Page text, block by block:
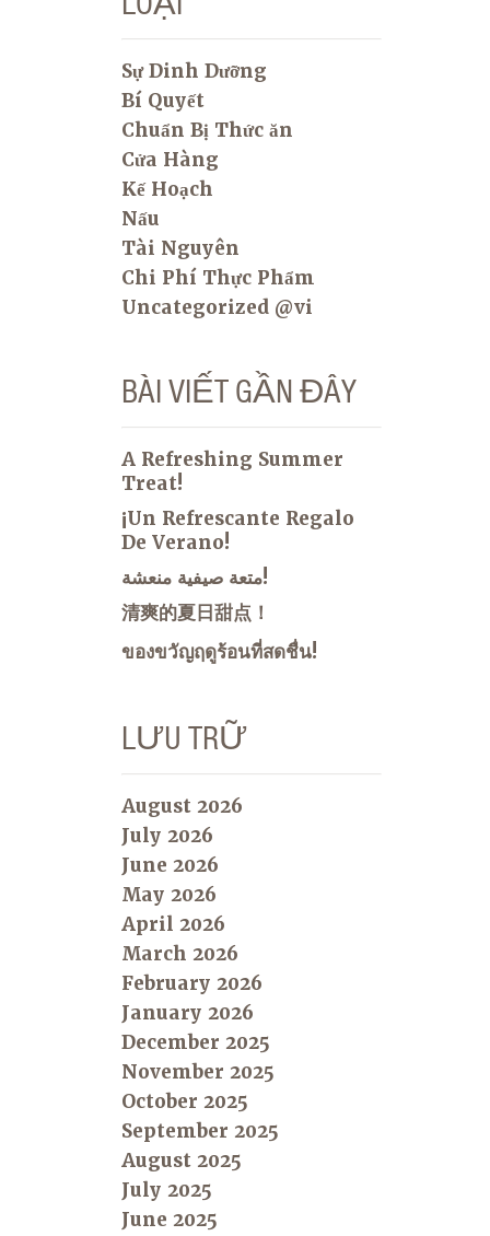
Sự Dinh Dưỡng
Bí Quyết
Chuẩn Bị Thức ăn
Cửa Hàng
Kế Hoạch
Nấu
Tài Nguyên
Chi Phí Thực Phẩm
Uncategorized @vi
BÀI VIẾT GẦN ĐÂY
A Refreshing Summer
Treat!
¡Un Refrescante Regalo
De Verano!
متعة صيفية منعشة!
清爽的夏日甜点！
ของขวัญฤดูร้อนที่สดชื่น!
LƯU TRỮ
August 2026
July 2026
June 2026
May 2026
April 2026
March 2026
February 2026
January 2026
December 2025
November 2025
October 2025
September 2025
August 2025
July 2025
June 2025